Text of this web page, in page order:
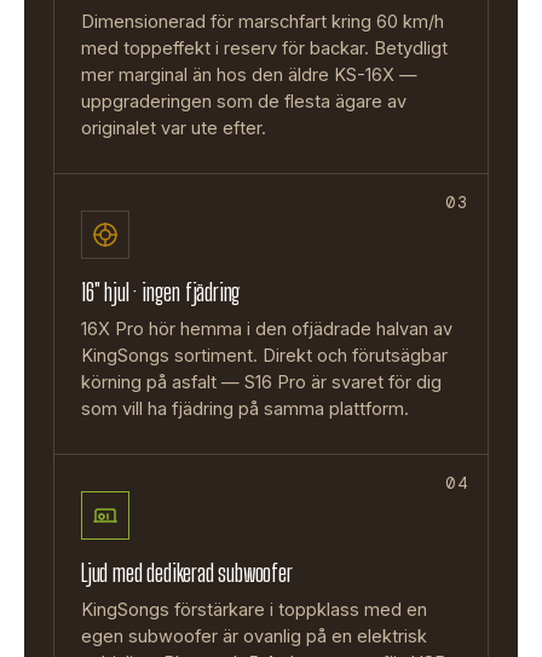
Dimensionerad för marschfart kring 60 km/h
med toppeffekt i reserv för backar. Betydligt
mer marginal än hos den äldre KS-16X —
uppgraderingen som de flesta ägare av
originalet var ute efter.
03
16" hjul · ingen fjädring
16X Pro hör hemma i den ofjädrade halvan av
KingSongs sortiment. Direkt och förutsägbar
körning på asfalt — S16 Pro är svaret för dig
som vill ha fjädring på samma plattform.
04
Ljud med dedikerad subwoofer
KingSongs förstärkare i toppklass med en
egen subwoofer är ovanlig på en elektrisk